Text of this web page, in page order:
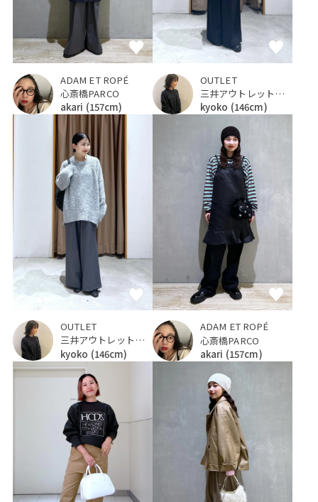
ADAM ET ROPÉ
心斎橋PARCO
akari (157cm)
OUTLET
三井アウトレットパーク 入間
kyoko (146cm)
OUTLET
三井アウトレットパーク 入間
kyoko (146cm)
ADAM ET ROPÉ
心斎橋PARCO
akari (157cm)